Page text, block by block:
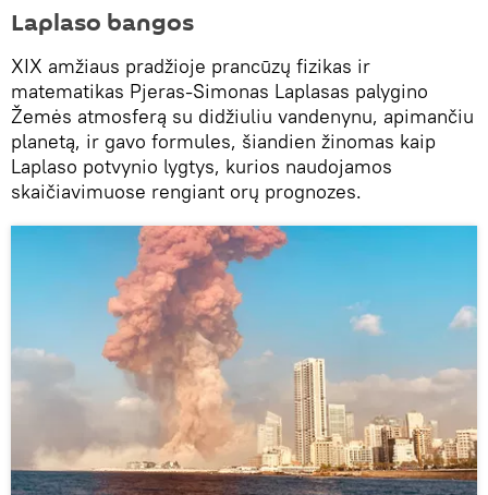
Laplaso bangos
XIX amžiaus pradžioje prancūzų fizikas ir
matematikas Pjeras-Simonas Laplasas palygino
Žemės atmosferą su didžiuliu vandenynu, apimančiu
planetą, ir gavo formules, šiandien žinomas kaip
Laplaso potvynio lygtys, kurios naudojamos
skaičiavimuose rengiant orų prognozes.